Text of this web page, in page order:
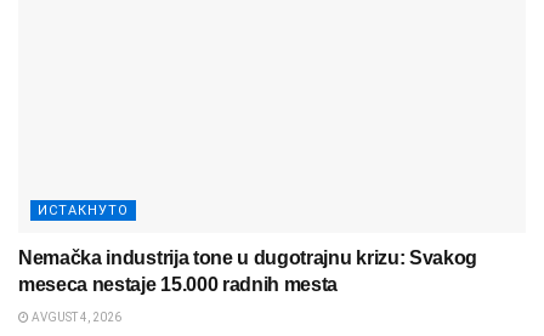
ИСТАКНУТО
Nemačka industrija tone u dugotrajnu krizu: Svakog
meseca nestaje 15.000 radnih mesta
AVGUST 4, 2026